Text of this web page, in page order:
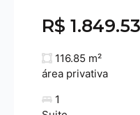
R$
116.85 m²
área privativa
1